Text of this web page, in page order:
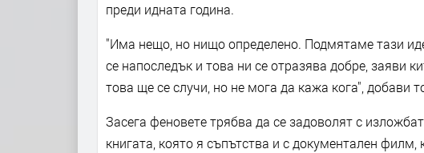
преди идната година.
"Има нещо, но нищо определено. Подмятаме тази
се напоследък и това ни се отразява добре, заяви
това ще се случи, но не мога да кажа кога", добави
Засега феновете трябва да се задоволят с
книгата, която я съпътства и с документален филм,